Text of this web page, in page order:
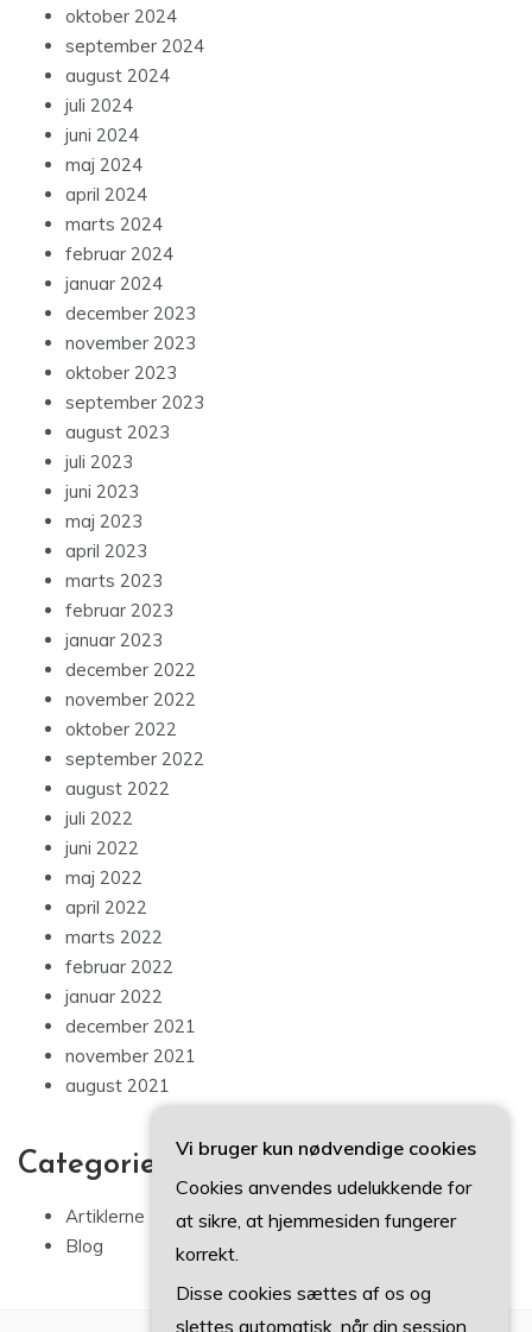
oktober 2024
september 2024
august 2024
juli 2024
juni 2024
maj 2024
april 2024
marts 2024
februar 2024
januar 2024
december 2023
november 2023
oktober 2023
september 2023
august 2023
juli 2023
juni 2023
maj 2023
april 2023
marts 2023
februar 2023
januar 2023
december 2022
november 2022
oktober 2022
september 2022
august 2022
juli 2022
juni 2022
maj 2022
april 2022
marts 2022
februar 2022
januar 2022
december 2021
november 2021
august 2021
Categories
Artiklerne
Blog
Vi bruger kun nødvendige cookies
Cookies anvendes udelukkende for
at sikre, at hjemmesiden fungerer
korrekt.
Disse cookies sættes af os og
slettes automatisk, når din session